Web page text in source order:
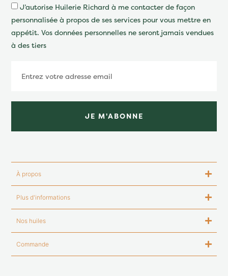
J’autorise Huilerie Richard à me contacter de façon
personnalisée à propos de ses services pour vous mettre en
appétit. Vos données personnelles ne seront jamais vendues
à des tiers
JE M'ABONNE
À propos
Plus d'informations
Nos huiles
Commande